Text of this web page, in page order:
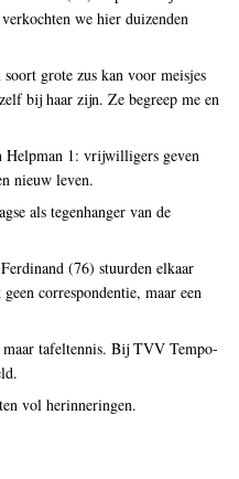
we hier duizenden
grote zus kan voor meisjes
bij haar zijn. Ze begreep me en
Helpman 1: vrijwilligers geven
nieuw leven.
als tegenhanger van de
(76) stuurden elkaar
correspondentie, maar een
tafeltennis. Bij TVV Tempo-
vol herinneringen.